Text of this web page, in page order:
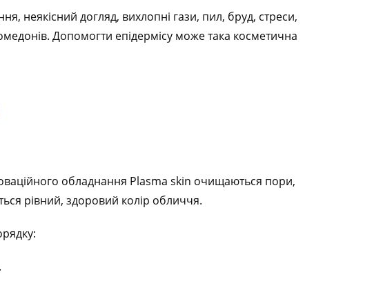
неякісний догляд, вихлопні гази, пил, бруд, стреси,
Допомогти епідермісу може така косметична
обладнання Plasma skin очищаються пори,
рівний, здоровий колір обличчя.